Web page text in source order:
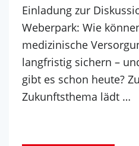
Einladung zur
Weberpark: Wie
medizinische
langfristig sichern –
gibt es schon heute?
Zukunftsthema lädt …